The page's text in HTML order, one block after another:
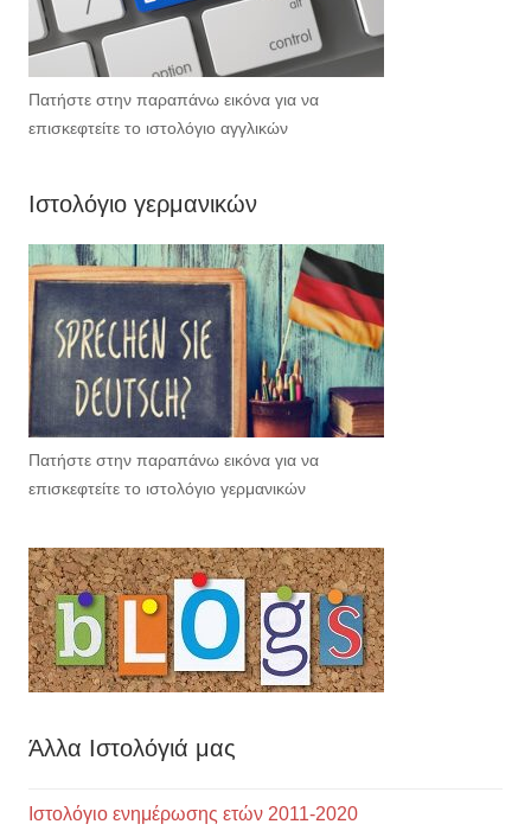
Πατήστε στην παραπάνω εικόνα για να
επισκεφτείτε το ιστολόγιο αγγλικών
Ιστολόγιο γερμανικών
Πατήστε στην παραπάνω εικόνα για να
επισκεφτείτε το ιστολόγιο γερμανικών
Άλλα Ιστολόγιά μας
Ιστολόγιο ενημέρωσης ετών 2011-2020